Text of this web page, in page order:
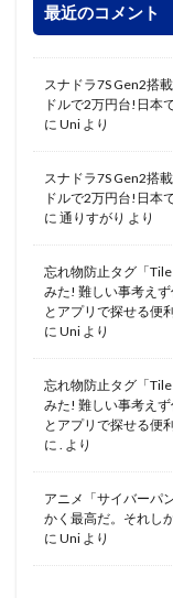
最近のコメント
スナドラ7S Gen2搭
ドルで2万円台!日本
に Uni より
スナドラ7S Gen2搭
ドルで2万円台!日本
に 通りすがり より
忘れ物防止タグ「
みた! 難しい事考え
とアプリで探せる便
に Uni より
忘れ物防止タグ「
みた! 難しい事考え
とアプリで探せる便
に
より
アニメ「サイバーパ
かく最高だ。それし
に Uni より